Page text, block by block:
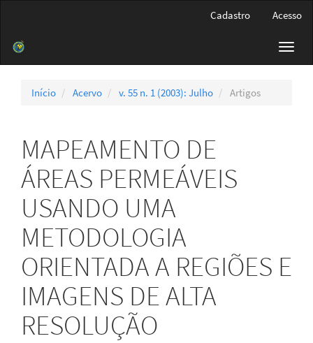
Barra
Cadastro Acesso
Início Acervo v. 55 n. 1 (2003): Julho Artigos
MAPEAMENTO DE
ÁREAS PERMEÁVEIS
USANDO UMA
METODOLOGIA
ORIENTADA A REGIÕES E
IMAGENS DE ALTA
RESOLUÇÃO